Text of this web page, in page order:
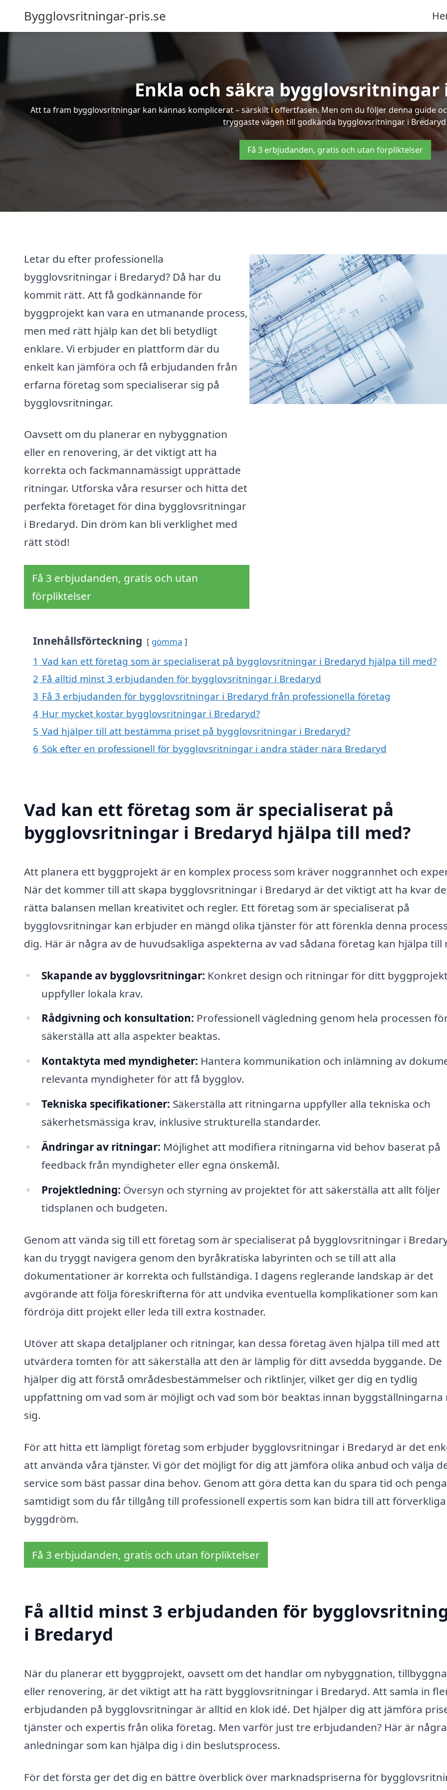
Bygglovsritningar-pris.se
Enkla och säkra bygglovsritningar
Att ta fram bygglovsritningar kan kännas komplicerat – särskilt i offertfasen. Men om du följer denna guide
tryggaste vägen till godkända bygglovsritningar i
Få 3 erbjudanden, gratis och utan förpliktelser
Letar du efter professionella
bygglovsritningar i Bredaryd? Då har du
kommit rätt. Att få godkännande för
byggprojekt kan vara en utmanande process,
men med rätt hjälp kan det bli betydligt
enklare. Vi erbjuder en plattform där du
enkelt kan jämföra och få erbjudanden från
erfarna företag som specialiserar sig på
bygglovsritningar.
Oavsett om du planerar en nybyggnation
eller en renovering, är det viktigt att ha
korrekta och fackmannamässigt upprättade
ritningar. Utforska våra resurser och hitta det
perfekta företaget för dina bygglovsritningar
i Bredaryd. Din dröm kan bli verklighet med
rätt stöd!
Få 3 erbjudanden, gratis och utan
förpliktelser
Innehållsförteckning gömma
1 Vad kan ett företag som är specialiserat på bygglovsritningar i Bredaryd hjälpa till med?
2 Få alltid minst 3 erbjudanden för bygglovsritningar i Bredaryd
3 Få 3 erbjudanden för bygglovsritningar i Bredaryd från professionella företag
4 Hur mycket kostar bygglovsritningar i Bredaryd?
5 Vad hjälper till att bestämma priset på bygglovsritningar i Bredaryd?
6 Sök efter en professionell för bygglovsritningar i andra städer nära Bredaryd
Vad kan ett företag som är specialiserat på
bygglovsritningar i Bredaryd hjälpa till med?
Att planera ett byggprojekt är en komplex process som kräver noggrannhet och
När det kommer till att skapa bygglovsritningar i Bredaryd är det viktigt att ha kvar
rätta balansen mellan kreativitet och regler. Ett företag som är specialiserat på
bygglovsritningar kan erbjuder en mängd olika tjänster för att förenkla denna
dig. Här är några av de huvudsakliga aspekterna av vad sådana företag kan hjälpa till
Skapande av bygglovsritningar: Konkret design och ritningar för ditt
uppfyller lokala krav.
Rådgivning och konsultation: Professionell vägledning genom hela processen
säkerställa att alla aspekter beaktas.
Kontaktyta med myndigheter: Hantera kommunikation och inlämning av
relevanta myndigheter för att få bygglov.
Tekniska specifikationer: Säkerställa att ritningarna uppfyller alla tekniska och
säkerhetsmässiga krav, inklusive strukturella standarder.
Ändringar av ritningar: Möjlighet att modifiera ritningarna vid behov baserat på
feedback från myndigheter eller egna önskemål.
Projektledning: Översyn och styrning av projektet för att säkerställa att allt följer
tidsplanen och budgeten.
Genom att vända sig till ett företag som är specialiserat på bygglovsritningar i
kan du tryggt navigera genom den byråkratiska labyrinten och se till att alla
dokumentationer är korrekta och fullständiga. I dagens reglerande landskap är det
avgörande att följa föreskrifterna för att undvika eventuella komplikationer som kan
fördröja ditt projekt eller leda till extra kostnader.
Utöver att skapa detaljplaner och ritningar, kan dessa företag även hjälpa till med att
utvärdera tomten för att säkerställa att den är lämplig för ditt avsedda byggande. De
hjälper dig att förstå områdesbestämmelser och riktlinjer, vilket ger dig en tydlig
uppfattning om vad som är möjligt och vad som bör beaktas innan byggställningarna
sig.
För att hitta ett lämpligt företag som erbjuder bygglovsritningar i Bredaryd är det
att använda våra tjänster. Vi gör det möjligt för dig att jämföra olika anbud och välja
service som bäst passar dina behov. Genom att göra detta kan du spara tid och
samtidigt som du får tillgång till professionell expertis som kan bidra till att
byggdröm.
Få 3 erbjudanden, gratis och utan förpliktelser
Få alltid minst 3 erbjudanden för
i Bredaryd
När du planerar ett byggprojekt, oavsett om det handlar om nybyggnation,
eller renovering, är det viktigt att ha rätt bygglovsritningar i Bredaryd. Att samla in
erbjudanden på bygglovsritningar är alltid en klok idé. Det hjälper dig att jämföra
tjänster och expertis från olika företag. Men varför just tre erbjudanden? Här är några
anledningar som kan hjälpa dig i din beslutsprocess.
För det första ger det dig en bättre överblick över marknadspriserna för